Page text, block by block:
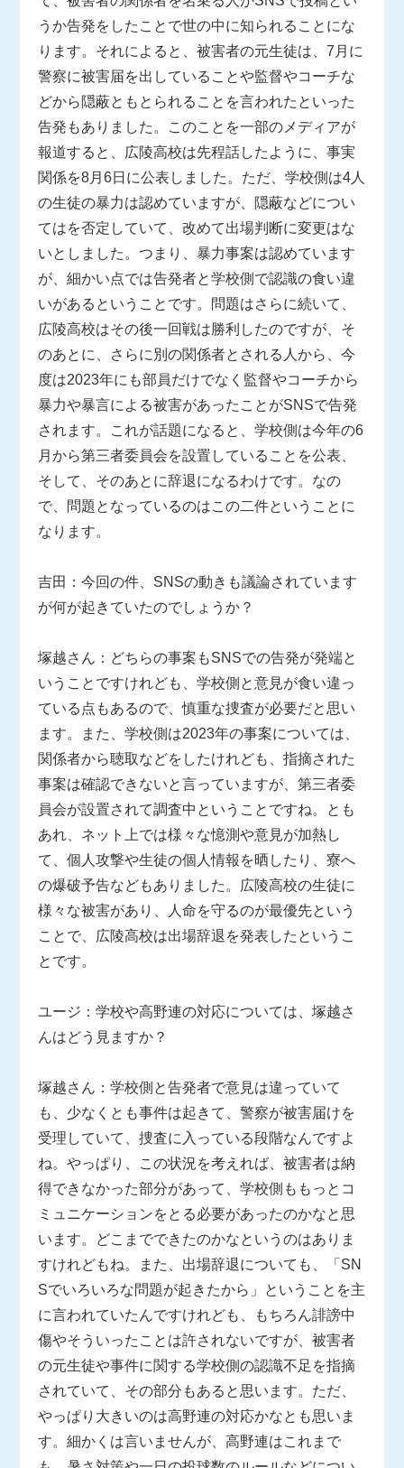
うか告発をしたことで世の中に知られることにな
ります。それによると、被害者の元生徒は、7月に
警察に被害届を出していることや監督やコーチな
どから隠蔽ともとられることを言われたといった
告発もありました。このことを一部のメディアが
報道すると、広陵高校は先程話したように、事実
関係を8月6日に公表しました。ただ、学校側は4人
の生徒の暴力は認めていますが、隠蔽などについ
てはを否定していて、改めて出場判断に変更はな
いとしました。つまり、暴力事案は認めています
が、細かい点では告発者と学校側で認識の食い違
いがあるということです。問題はさらに続いて、
広陵高校はその後一回戦は勝利したのですが、そ
のあとに、さらに別の関係者とされる人から、今
度は2023年にも部員だけでなく監督やコーチから
暴力や暴言による被害があったことがSNSで告発
されます。これが話題になると、学校側は今年の6
月から第三者委員会を設置していることを公表、
そして、そのあとに辞退になるわけです。なの
で、問題となっているのはこの二件ということに
なります。
吉田：今回の件、SNSの動きも議論されています
が何が起きていたのでしょうか？
塚越さん：どちらの事案もSNSでの告発が発端と
いうことですけれども、学校側と意見が食い違っ
ている点もあるので、慎重な捜査が必要だと思い
ます。また、学校側は2023年の事案については、
関係者から聴取などをしたけれども、指摘された
事案は確認できないと言っていますが、第三者委
員会が設置されて調査中ということですね。とも
あれ、ネット上では様々な憶測や意見が加熱し
て、個人攻撃や生徒の個人情報を晒したり、寮へ
の爆破予告などもありました。広陵高校の生徒に
様々な被害があり、人命を守るのが最優先という
ことで、広陵高校は出場辞退を発表したというこ
とです。
ユージ：学校や高野連の対応については、塚越さ
んはどう見ますか？
塚越さん：学校側と告発者で意見は違っていて
も、少なくとも事件は起きて、警察が被害届けを
受理していて、捜査に入っている段階なんですよ
ね。やっぱり、この状況を考えれば、被害者は納
得できなかった部分があって、学校側ももっとコ
ミュニケーションをとる必要があったのかなと思
います。どこまでできたのかなというのはありま
すけれどもね。また、出場辞退についても、「SN
Sでいろいろな問題が起きたから」ということを主
に言われていたんですけれども、もちろん誹謗中
傷やそういったことは許されないですが、被害者
の元生徒や事件に関する学校側の認識不足を指摘
されていて、その部分もあると思います。ただ、
やっぱり大きいのは高野連の対応かなとも思いま
す。細かくは言いませんが、高野連はこれまで